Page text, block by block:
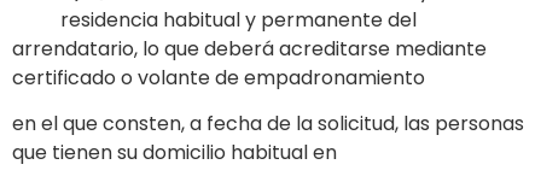
residencia habitual y permanente del
arrendatario, lo que deberá acreditarse mediante
certificado o volante de empadronamiento
en el que consten, a fecha de la solicitud, las personas
que tienen su domicilio habitual en